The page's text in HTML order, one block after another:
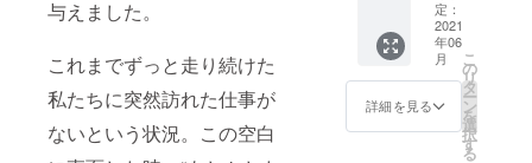
与えました。
これまでずっと走り続けた
私たちに突然訪れた仕事が
ないという状況。この空白
おスス
メで
す。 素
材：
コット
ン100%
いた
り、お
弁当を
包んだ
り。 大
きめサ
サイ
ズ：1
ASSPT
002
シャト
ルコッ
トンの
無地素
定：
2021
年06
月
詳細を見る
こ
の
リ
タ
ー
ン
を
選
択
す
る